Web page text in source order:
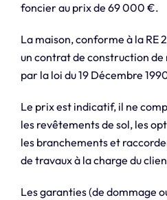
foncier au prix de 69 000 €.
La maison, conforme à la RE
un contrat de construction
par la loi du 19 Décembre
Le prix est indicatif, il ne
les revêtements de sol, les
les branchements et
de travaux à la charge du
Les garanties (de dommage